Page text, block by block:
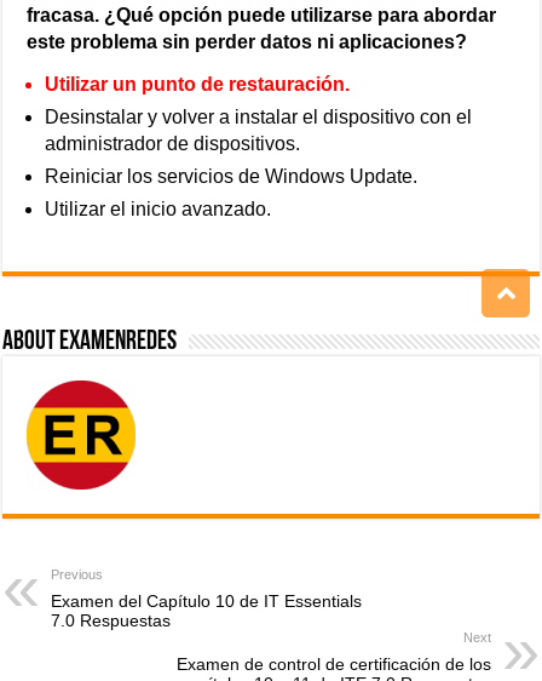
fracasa. ¿Qué opción puede utilizarse para abordar
este problema sin perder datos ni aplicaciones?
Utilizar un punto de restauración.
Desinstalar y volver a instalar el dispositivo con el
administrador de dispositivos.
Reiniciar los servicios de Windows Update.
Utilizar el inicio avanzado.
About ExamenRedes
Previous
Examen del Capítulo 10 de IT Essentials
7.0 Respuestas
Next
Examen de control de certificación de los